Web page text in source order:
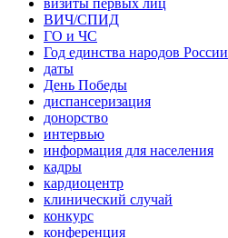
ВИЧ/СПИД
ГО и ЧС
Год единства народов России
даты
День Победы
диспансеризация
донорство
интервью
информация для населения
кадры
кардиоцентр
клинический случай
конкурс
конференция